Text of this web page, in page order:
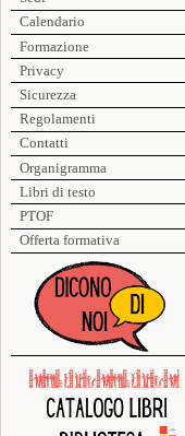
Calendario
Formazione
Privacy
Sicurezza
Regolamenti
Contatti
Organigramma
Libri di testo
PTOF
Offerta formativa